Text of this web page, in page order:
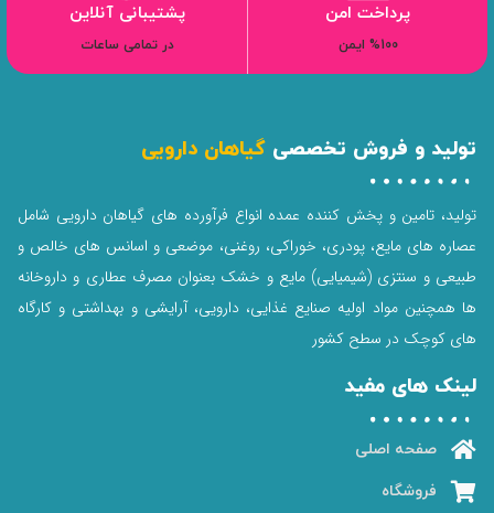
پرداخت امن
%100 ایمن
پشتیبانی آنلاین
در تمامی ساعات
تولید و فروش تخصصی گیاهان دارویی
تولید، تامین و پخش کننده عمده انواع فرآورده های گیاهان دارویی شامل
عصاره های مایع، پودری، خوراکی، روغنی، موضعی و اسانس های خالص و
طبیعی و سنتزی (شیمیایی) مایع و خشک بعنوان مصرف عطاری و داروخانه
ها همچنین مواد اولیه صنایع غذایی، دارویی، آرایشی و بهداشتی و کارگاه
های کوچک در سطح کشور
لینک های مفید
صفحه اصلی
فروشگاه